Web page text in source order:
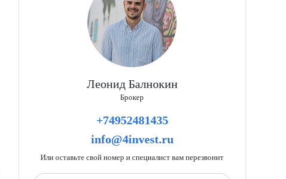
Леонид Балнокин
Брокер
+74952481435
info@4invest.ru
Или оставьте свой номер и специалист вам перезвонит